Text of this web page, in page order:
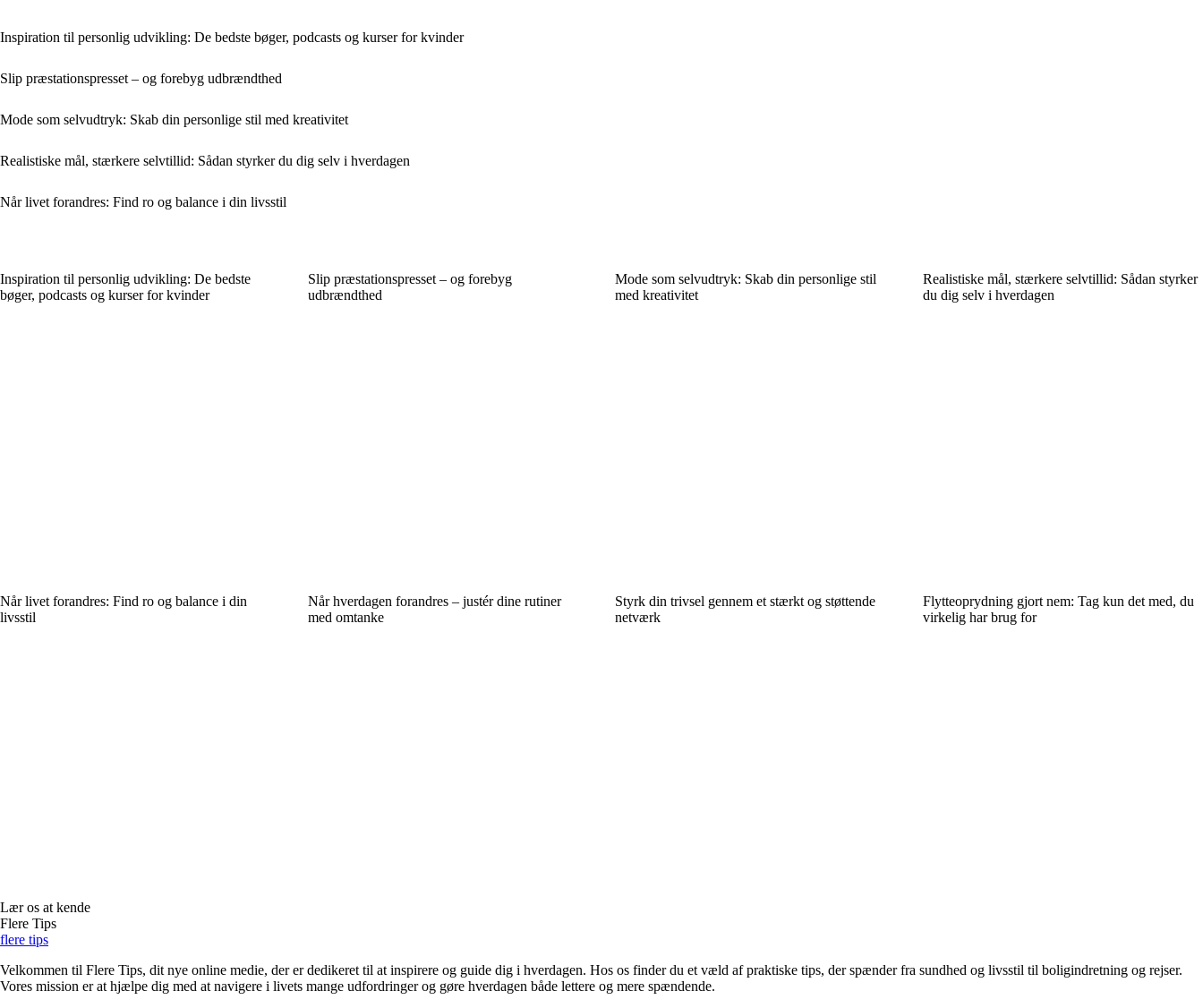
Inspiration til personlig udvikling: De bedste bøger, podcasts og kurser for kvinder
Slip præstationspresset – og forebyg udbrændthed
Mode som selvudtryk: Skab din personlige stil med kreativitet
Realistiske mål, stærkere selvtillid: Sådan styrker du dig selv i hverdagen
Når livet forandres: Find ro og balance i din livsstil
Inspiration til personlig udvikling: De bedste
bøger, podcasts og kurser for kvinder
Slip præstationspresset – og forebyg
udbrændthed
Mode som selvudtryk: Skab din personlige stil
med kreativitet
Realistiske mål, stærkere selvtillid: Sådan styrker
du dig selv i hverdagen
Når livet forandres: Find ro og balance i din
livsstil
Når hverdagen forandres – justér dine rutiner
med omtanke
Styrk din trivsel gennem et stærkt og støttende
netværk
Flytteoprydning gjort nem: Tag kun det med, du
virkelig har brug for
Lær os at kende
Flere Tips
flere tips
Velkommen til Flere Tips, dit nye online medie, der er dedikeret til at inspirere og guide dig i hverdagen. Hos os finder du et væld af praktiske tips, der spænder fra sundhed og livsstil til boligindretning og rejser.
Vores mission er at hjælpe dig med at navigere i livets mange udfordringer og gøre hverdagen både lettere og mere spændende.